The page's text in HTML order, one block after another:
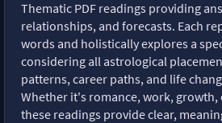
Thematic PDF readings providing
relationships, and forecasts. Each
words and holistically explores a
considering all astrological
patterns, career paths, and life
Whether it's romance, work,
these readings provide clear,